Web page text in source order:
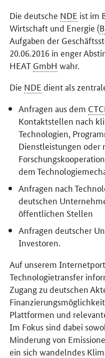
Die deutsche NDE ist im
Wirtschaft und Energie (
Aufgaben der
20.06.2016 in enger
HEAT GmbH wahr.
Die NDE dient als
Anfragen aus dem
Kontaktstellen nach
Technologien,
Dienstleistungen oder
dem
Anfragen nach
deutschen
öffentlichen Stellen
Anfragen deutscher
Investoren.
Auf unserem
Technologietransfer
Zugang zu deutschen
Plattformen und
Im Fokus sind dabei
Minderung von
ein sich wandelndes